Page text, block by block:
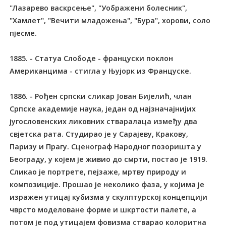
"Лазарево васкрсење", "Уображени болесник",
"Хамлет", "Вечити младожења", "Бура", хорови, соло
пјесме.
1885. - Статуа Слободе - француски поклон
Американцима - стигла у Њујорк из Француске.
1886. - Рођен српски сликар Јован Бијелић, члан
Српске академије наука, један од најзначајнијих
југословенских ликовних стваралаца између два
свјетска рата. Студирао је у Сарајеву, Кракову,
Паризу и Прагу. Сценограф Народног позоришта у
Београду, у којем је живио до смрти, постао је 1919.
Сликао је портрете, пејзаже, мртву природу и
композиције. Прошао је неколико фаза, у којима је
изражен утицај кубизма у скулптурској концепцији
чврсто моделоване форме и шкртости палете, а
потом је под утицајем фовизма стварао колоритна